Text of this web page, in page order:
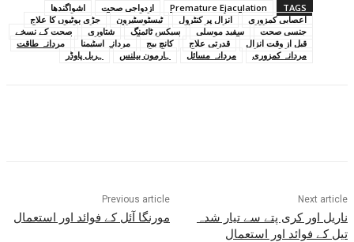
TAGS
Premature Ejaculation ازدواجی صحت
اشواگندھا
اعصابی کمزوری
انزال پر کنٹرول ٹیسٹوسٹیرون
جڑی بوٹیوں کا علاج
جنسی صحت
سفید موسلی سیکس ٹائمنگ شتاوری
صحت کے نسخے
قبل از وقت انزال
قدرتی علاج کانچ بیج مردانہ اسٹیمنا
مردانہ طاقت
مردانہ کمزوری
مردانہ مسائل ہارمون بیلنس ہربل پاوڈر
Previous article
مورنگا آئل کے فوائد اور استعمال
Next article
ناریل اور کری پتے سے تیار شدہ
تیل کے فوائد اور استعمال